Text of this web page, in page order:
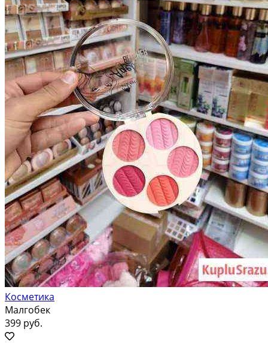
Косметика
Малгобек
399 руб.